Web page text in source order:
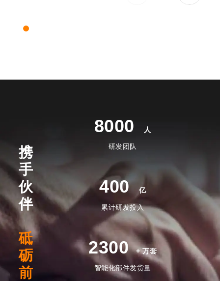
携
手
伙
伴
砥
砺
前
8000 人
研发团队
400 亿
累计研发投入
2300 + 万套
智能化部件发货量